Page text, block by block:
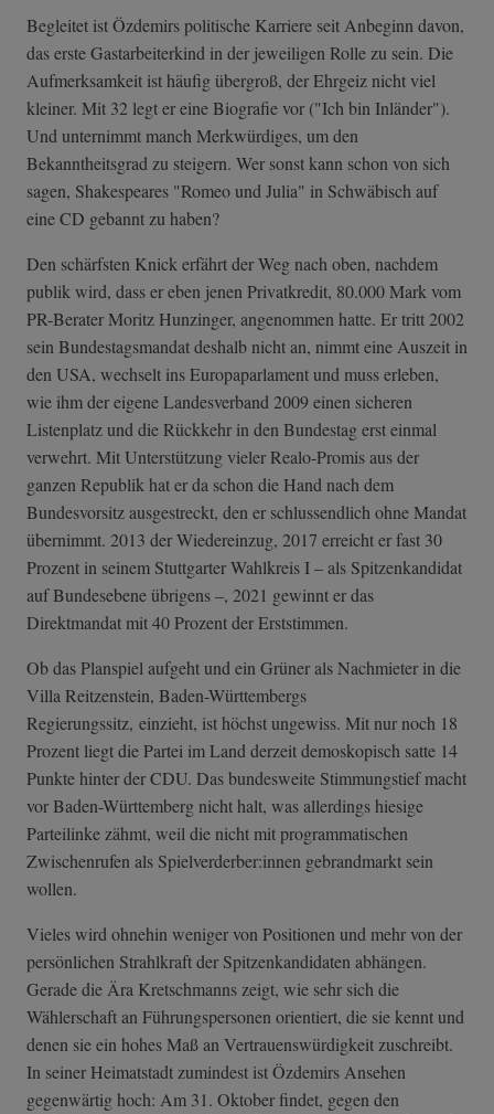
Begleitet ist Özdemirs politische Karriere seit Anbeginn davon,
das erste Gastarbeiterkind in der jeweiligen Rolle zu sein. Die
Aufmerksamkeit ist häufig übergroß, der Ehrgeiz nicht viel
kleiner. Mit 32 legt er eine Biografie vor ("Ich bin Inländer").
Und unternimmt manch Merkwürdiges, um den
Bekanntheitsgrad zu steigern. Wer sonst kann schon von sich
sagen, Shakespeares "Romeo und Julia" in Schwäbisch auf
eine CD gebannt zu haben?
Den schärfsten Knick erfährt der Weg nach oben, nachdem
publik wird, dass er eben jenen Privatkredit, 80.000 Mark vom
PR-Berater Moritz Hunzinger, angenommen hatte. Er tritt 2002
sein Bundestagsmandat deshalb nicht an, nimmt eine Auszeit in
den USA, wechselt ins Europaparlament und muss erleben,
wie ihm der eigene Landesverband 2009 einen sicheren
Listenplatz und die Rückkehr in den Bundestag erst einmal
verwehrt. Mit Unterstützung vieler Realo-Promis aus der
ganzen Republik hat er da schon die Hand nach dem
Bundesvorsitz ausgestreckt, den er schlussendlich ohne Mandat
übernimmt. 2013 der Wiedereinzug, 2017 erreicht er fast 30
Prozent in seinem Stuttgarter Wahlkreis I – als Spitzenkandidat
auf Bundesebene übrigens –, 2021 gewinnt er das
Direktmandat mit 40 Prozent der Erststimmen.
Ob das Planspiel aufgeht und ein Grüner als Nachmieter in die
Villa Reitzenstein, Baden-Württembergs
Regierungssitz, einzieht, ist höchst ungewiss. Mit nur noch 18
Prozent liegt die Partei im Land derzeit demoskopisch satte 14
Punkte hinter der CDU. Das bundesweite Stimmungstief macht
vor Baden-Württemberg nicht halt, was allerdings hiesige
Parteilinke zähmt, weil die nicht mit programmatischen
Zwischenrufen als Spielverderber:innen gebrandmarkt sein
wollen.
Vieles wird ohnehin weniger von Positionen und mehr von der
persönlichen Strahlkraft der Spitzenkandidaten abhängen.
Gerade die Ära Kretschmanns zeigt, wie sehr sich die
Wählerschaft an Führungspersonen orientiert, die sie kennt und
denen sie ein hohes Maß an Vertrauenswürdigkeit zuschreibt.
In seiner Heimatstadt zumindest ist Özdemirs Ansehen
gegenwärtig hoch: Am 31. Oktober findet, gegen den